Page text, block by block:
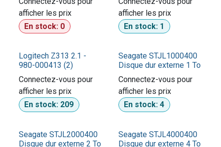
afficher les prix​
En stock: 0
afficher les prix​
En stock: 1
Logitech Z313 2.1 -
980-000413 (2)
Connectez-vous pour
afficher les prix​
En stock: 209
Seagate STJL1000400
Disque dur externe 1 To
Connectez-vous pour
afficher les prix​
En stock:4
Seagate STJL2000400
Disque dur externe 2 To
Seagate STJL4000400
Disque dur externe 4 To